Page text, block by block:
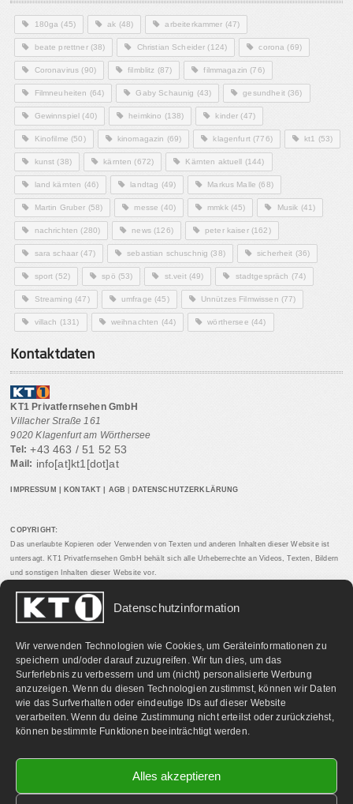
Datenschutzinformation
Wir verwenden Technologien wie Cookies, um Geräteinformationen zu
speichern und/oder darauf zuzugreifen. Wir tun dies, um das
Surferlebnis zu verbessern und um (nicht) personalisierte Werbung
anzuzeigen. Wenn du diesen Technologien zustimmst, können wir Daten
wie das Surfverhalten oder eindeutige IDs auf dieser Website
verarbeiten. Wenn du deine Zustimmung nicht erteilst oder zurückziehst,
können bestimmte Funktionen beeinträchtigt werden.
Alles akzeptieren
180ga (45) ak (48) arbeiterkammer (47)
beate prettner(38) Christian Scheider (124) corona (69)
Coronavirus (90) filmblitz (87) filmmagazin (76)
Filmneuheiten (64) Gaby Schaunig (43) gesundheit(36)
Gewinnspiel (40) heimkino (138) kinder (47)
Kinofilme (50) kinomagazin (69) klagenfurt(776) kt1 (53)
kunst (38) kärnten (672) Kärnten aktuell (144)
land kärnten (46) landtag (49) Markus Malle (68)
Martin Gruber (58) messe (40) mmkk(45) Musik (41)
nachrichten (280) news(126) peter kaiser(162)
sara schaar (47) sebastian schuschnig (38) sicherheit (36)
sport (52) spö (53) st.veit(49) stadtgespräch (74)
Streaming (47) umfrage (45) Unnützes Filmwissen (77)
villach (131) weihnachten (44) wörthersee (44)
Kontaktdaten
KT1 Privatfernsehen GmbH
Villacher Straße 161
9020 Klagenfurt am Wörthersee
Tel: +43 463 / 51 52 53
Mail: info[at]kt1[dot]at
IMPRESSUM KONTAKT AGB DATENSCHUTZERKLÄRUNG
COPYRIGHT:
Das unerlaubte Kopieren oder Verwenden von Texten und anderen Inhalten dieser Website ist
untersagt. KT1 Privatfernsehen GmbH behält sich alle Urheberrechte an Videos, Texten, Bildern
und sonstigen Inhalten dieser Website vor.
PARTNERLINKS: